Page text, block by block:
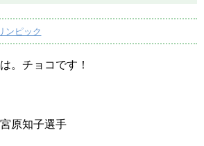
ンピック
。チョコです！
原知子選手